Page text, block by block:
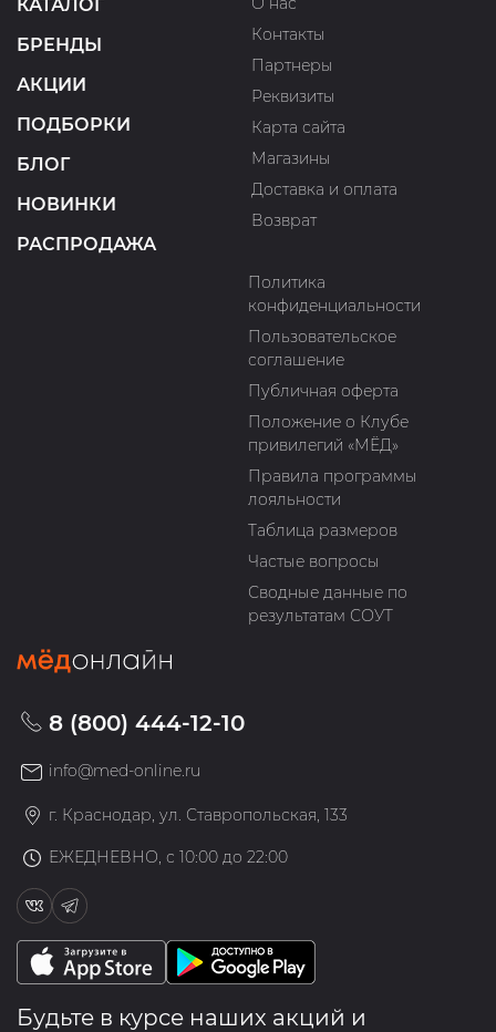
КАТАЛОГ
БРЕНДЫ
АКЦИИ
ПОДБОРКИ
БЛОГ
НОВИНКИ
РАСПРОДАЖА
Контакты
Партнеры
Реквизиты
Карта сайта
Магазины
Доставка и оплата
Возврат
Политика
конфиденциальности
Пользовательское
соглашение
Публичная оферта
Положение о Клубе
привилегий «МЁД»
Правила программы
лояльности
Таблица размеров
Частые вопросы
Сводные данные по
результатам СОУТ
8 (800) 444-12-10
info@med-online.ru
г. Краснодар, ул. Ставропольская, 133
ЕЖЕДНЕВНО, с 10:00 до 22:00
Будьте в курсе наших акций и